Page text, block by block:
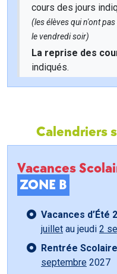
cours des jours
(les élèves qui n'ont
le vendredi soir)
La reprise des
indiqués.
Calendriers
Vacances
ZONE B
Vacances d’Été
juillet au jeudi 2
Rentrée
septembre 2027